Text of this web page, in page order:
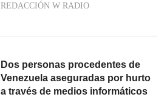
REDACCIÓN W RADIO
Dos personas procedentes de
Venezuela aseguradas por hurto
a través de medios informáticos